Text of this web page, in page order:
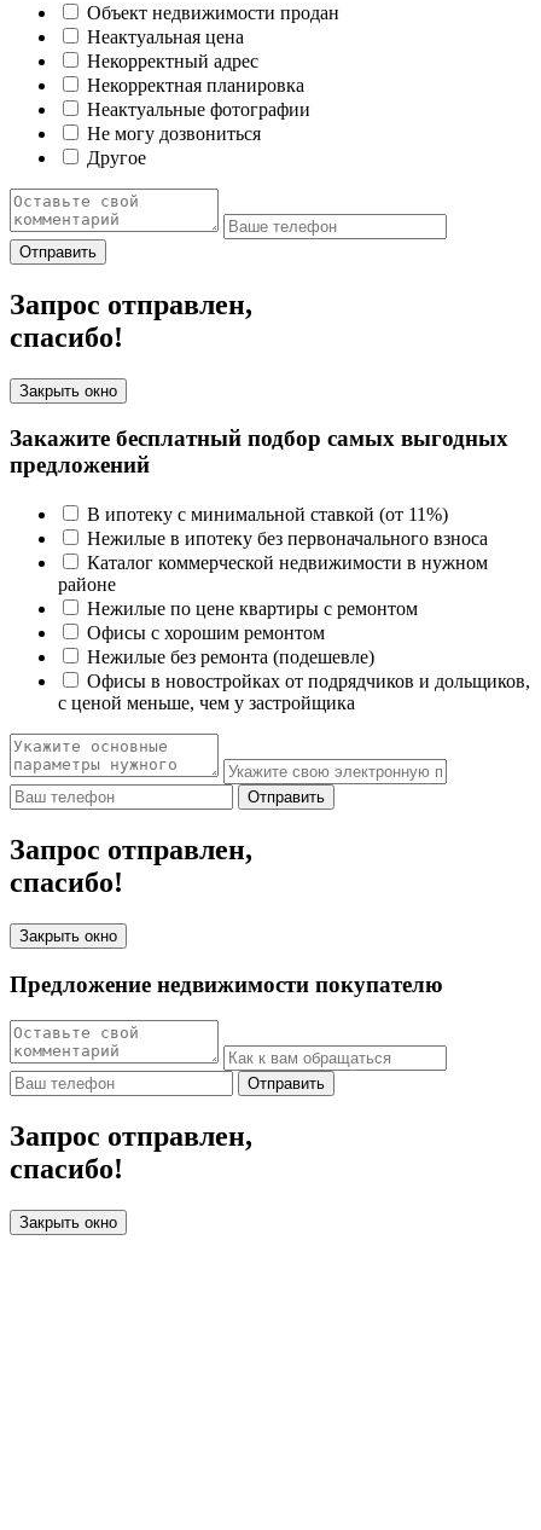
Объект недвижимости продан
Неактуальная цена
Некорректный адрес
Некорректная планировка
Неактуальные фотографии
Не могу дозвониться
Другое
Отправить
Запрос отправлен,
спасибо!
Закрыть окно
Закажите бесплатный подбор самых выгодных
предложений
В ипотеку с минимальной ставкой (от 11%)
Нежилые в ипотеку без первоначального взноса
Каталог коммерческой недвижимости в нужном
районе
Нежилые по цене квартиры с ремонтом
Офисы с хорошим ремонтом
Нежилые без ремонта (подешевле)
Офисы в новостройках от подрядчиков и дольщиков,
с ценой меньше, чем у застройщика
Отправить
Запрос отправлен,
спасибо!
Закрыть окно
Предложение недвижимости покупателю
Отправить
Запрос отправлен,
спасибо!
Закрыть окно